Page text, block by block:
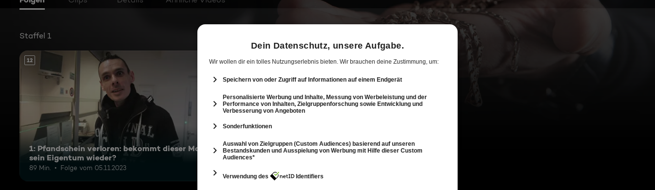
Staffel 1
12
1: Pfandschein verloren: bekommt dieser Mann
sein Eigentum wieder?
89 Min. Folge vom 05.11.2023
12
2: Blanke Nerven im Leihhaus: Kunde kämpft
um dringendes Geld für Medizin